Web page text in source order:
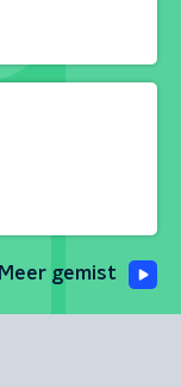
Meer gemist